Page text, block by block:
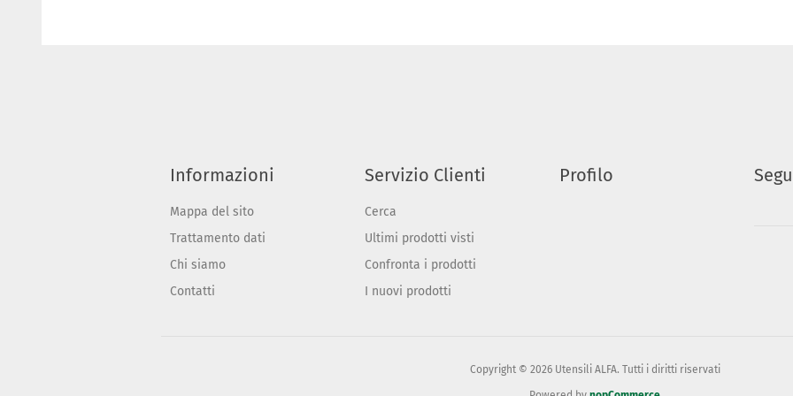
Informazioni
Mappa del sito
Trattamento dati
Chi siamo
Contatti
Servizio Clienti
Cerca
Ultimi prodotti visti
Confronta i prodotti
I nuovi prodotti
Profilo
Copyright © 2026 Utensili ALFA. Tutti i diritti riservati